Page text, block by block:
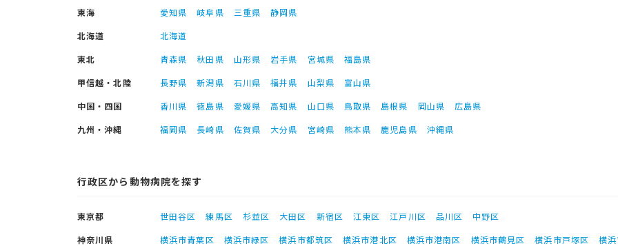
東海
愛知県 岐阜県 三重県
静岡県
北海道
北海道
東北
青森県 秋田県 山形県 岩手県 宮城県
福島県
甲信越・北陸
長野県 新潟県 石川県 福井県 山梨県
富山県
中国・四国
香川県 徳島県 愛媛県 高知県 山口県 鳥取県 島根県 岡山県
広島県
九州・沖縄
福岡県 長崎県 佐賀県 大分県 宮崎県 熊本県 鹿児島県 沖縄県
行政区から動物病院を探す
東京都 世田谷区 練馬区 杉並区 大田区 新宿区 江東区 江戸川区 品川区
中野区
神奈川県
横浜市青葉区 横浜市緑区 横浜市都筑区 横浜市港北区 横浜市港南区 横浜市鶴見区 横浜市戸塚区
横